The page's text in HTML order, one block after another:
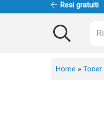
Resi gratuiti
Home » Toner